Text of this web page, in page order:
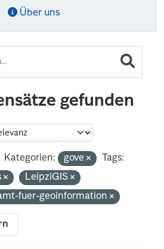
Über uns
gefunden
Kategorien: gove
Tags:
LeipziGIS
fuer-geoinformation